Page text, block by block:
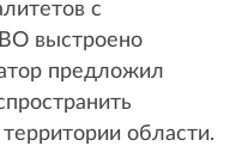
с
выстроено
предложил
области.